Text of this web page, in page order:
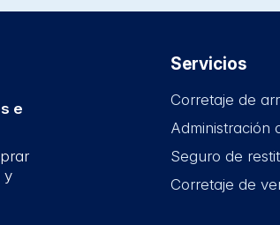
e
y
Servicios
Corretaje de
Administración
Seguro de
Corretaje de